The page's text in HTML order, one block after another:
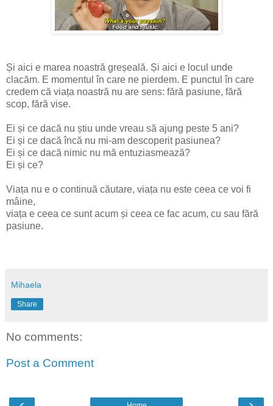
Și aici e marea noastră greșeală. Și aici e locul unde
clacăm. E momentul în care ne pierdem. E punctul în care
credem că viața noastră nu are sens: fără pasiune, fără
scop, fără vise.
Ei și ce dacă nu știu unde vreau să ajung peste 5 ani?
Ei și ce dacă încă nu mi-am descoperit pasiunea?
Ei și ce dacă nimic nu mă entuziasmează?
Ei și ce?
Viața nu e o continuă căutare, viața nu este ceea ce voi fi
mâine,
viața e ceea ce sunt acum și ceea ce fac acum, cu sau fără
pasiune.
Mihaela
Share
No comments:
Post a Comment